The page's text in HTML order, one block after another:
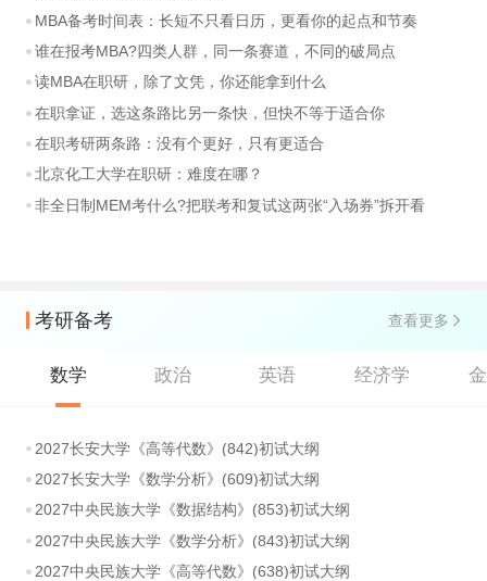
MBA备考时间表：长短不只看日历，更看你的起点和节奏
谁在报考MBA?四类人群，同一条赛道，不同的破局点
读MBA在职研，除了文凭，你还能拿到什么
在职拿证，选这条路比另一条快，但快不等于适合你
在职考研两条路：没有个更好，只有更适合
北京化工大学在职研：难度在哪？
非全日制MEM考什么?把联考和复试这两张“入场券”拆开看
考研备考 查看更多
数学 政治 英语 经济学
2027长安大学《高等代数》(842)初试大纲
2027长安大学《数学分析》(609)初试大纲
2027中央民族大学《数据结构》(853)初试大纲
2027中央民族大学《数学分析》(843)初试大纲
2027中央民族大学《高等代数》(638)初试大纲